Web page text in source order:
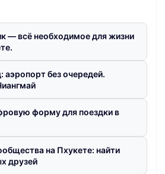
— всё необходимое для жизни
аэропорт без очередей.
форму для поездки в
на Пхукете: найти
друзей